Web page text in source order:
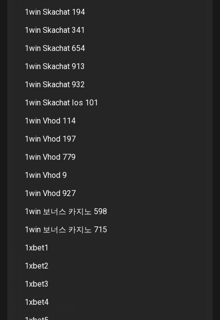
1win Skachat 194
1win Skachat 341
1win Skachat 654
1win Skachat 913
1win Skachat 932
1win Skachat Ios 101
1win Vhod 114
1win Vhod 197
1win Vhod 779
1win Vhod 9
1win Vhod 927
1win 보너스 카지노 598
1win 보너스 카지노 715
1xbet1
1xbet2
1xbet3
1xbet4